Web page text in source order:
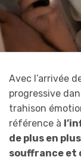
Avec l’arrivée
progressive
trahison
référence à
de plus en
souffrance et